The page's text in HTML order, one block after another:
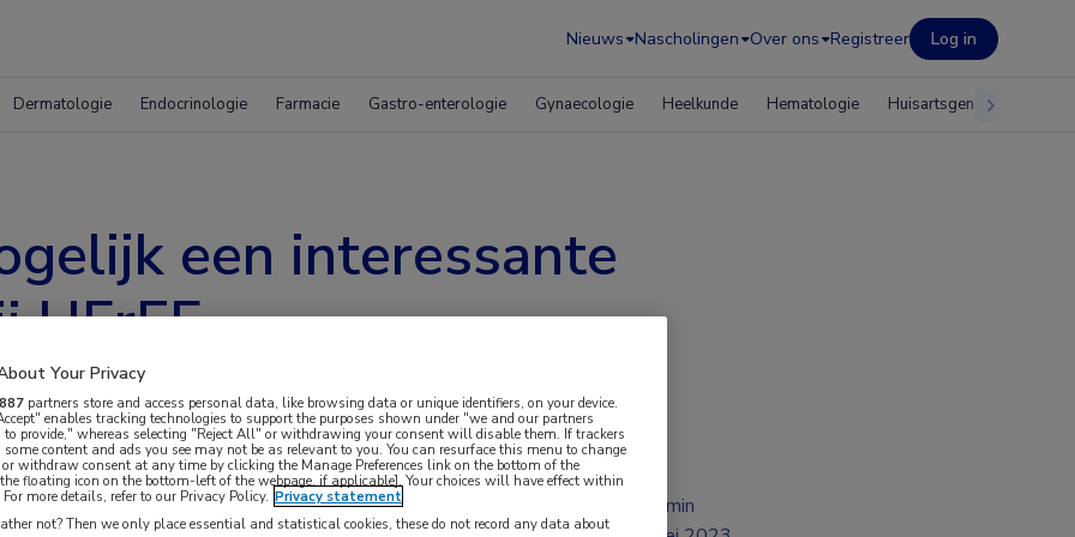
Nieuws Nascholingen Over ons Registreer Log in
Dermatologie Endocrinologie Farmacie Gastro-enterologie Gynaecologie Heelkunde Hematologie Huisartsgeneeskunde
een interessante
HFrEF
mg aan hun standaard behandelregime
2 min
Your Privacy
887 partners store and access personal data, like browsing data or unique identifiers, on your device.
enables tracking technologies to support the purposes shown under "we and our partners
to provide," whereas selecting "Reject All" or withdrawing your consent will disable them. If trackers
some content and ads you see may not be as relevant to you. You can resurface this menu to change
or withdraw consent at any time by clicking the Manage Preferences link on the bottom of the
floating icon on the bottom-left of the webpage, if applicable]. Your choices will have effect within
more details, refer to our Privacy Policy. Privacy statement
not? Then we only place essential and statistical cookies, these do not record any data about